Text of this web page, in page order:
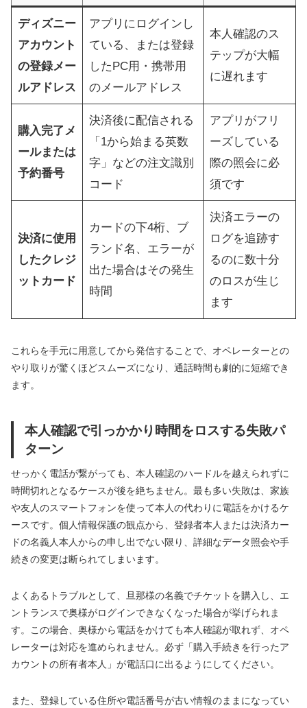
ディズニー
アカウント
の登録メー
ルアドレス
アプリにログインし
ている、または登録
したPC用・携帯用
のメールアドレス
本人確認のス
テップが大幅
に遅れます
購入完了メ
ールまたは
予約番号
決済後に配信される
「1から始まる英数
字」などの注文識別
コード
アプリがフリ
ーズしている
際の照会に必
須です
決済に使用
したクレジ
ットカード
カードの下4桁、ブ
ランド名、エラーが
出た場合はその発生
時間
決済エラーの
ログを追跡す
るのに数十分
のロスが生じ
ます
これらを手元に用意してから発信することで、オペレーターとの
やり取りが驚くほどスムーズになり、通話時間も劇的に短縮でき
ます。
本人確認で引っかかり時間をロスする失敗パ
ターン
せっかく電話が繋がっても、本人確認のハードルを越えられずに
時間切れとなるケースが後を絶ちません。最も多い失敗は、家族
や友人のスマートフォンを使って本人の代わりに電話をかけるケ
ースです。個人情報保護の観点から、登録者本人または決済カー
ドの名義人本人からの申し出でない限り、詳細なデータ照会や手
続きの変更は断られてしまいます。
よくあるトラブルとして、旦那様の名義でチケットを購入し、エ
ントランスで奥様がログインできなくなった場合が挙げられま
す。この場合、奥様から電話をかけても本人確認が取れず、オペ
レーターは対応を進められません。必ず「購入手続きを行ったア
カウントの所有者本人」が電話口に出るようにしてください。
また、登録している住所や電話番号が古い情報のままになってい